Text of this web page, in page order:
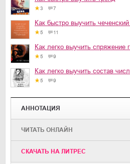
3 7
Как быстро выучить
5 11
Как легко выучить спряжение
5 9
Как легко выучить состав
5 9
АННОТАЦИЯ
ЧИТАТЬ ОНЛАЙН
CКАЧАТЬ НА ЛИТРЕС